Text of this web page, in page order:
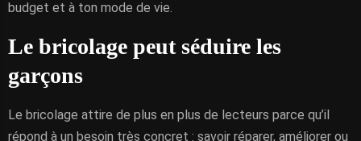
budget et à ton mode de vie.
Le bricolage peut séduire les
garçons
Le bricolage attire de plus en plus de lecteurs parce qu’il
répond à un besoin très concret : savoir réparer, améliorer ou